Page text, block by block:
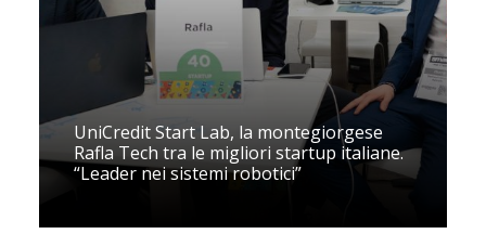
UniCredit Start Lab, la montegiorgese
Rafla Tech tra le migliori startup italiane.
“Leader nei sistemi robotici”